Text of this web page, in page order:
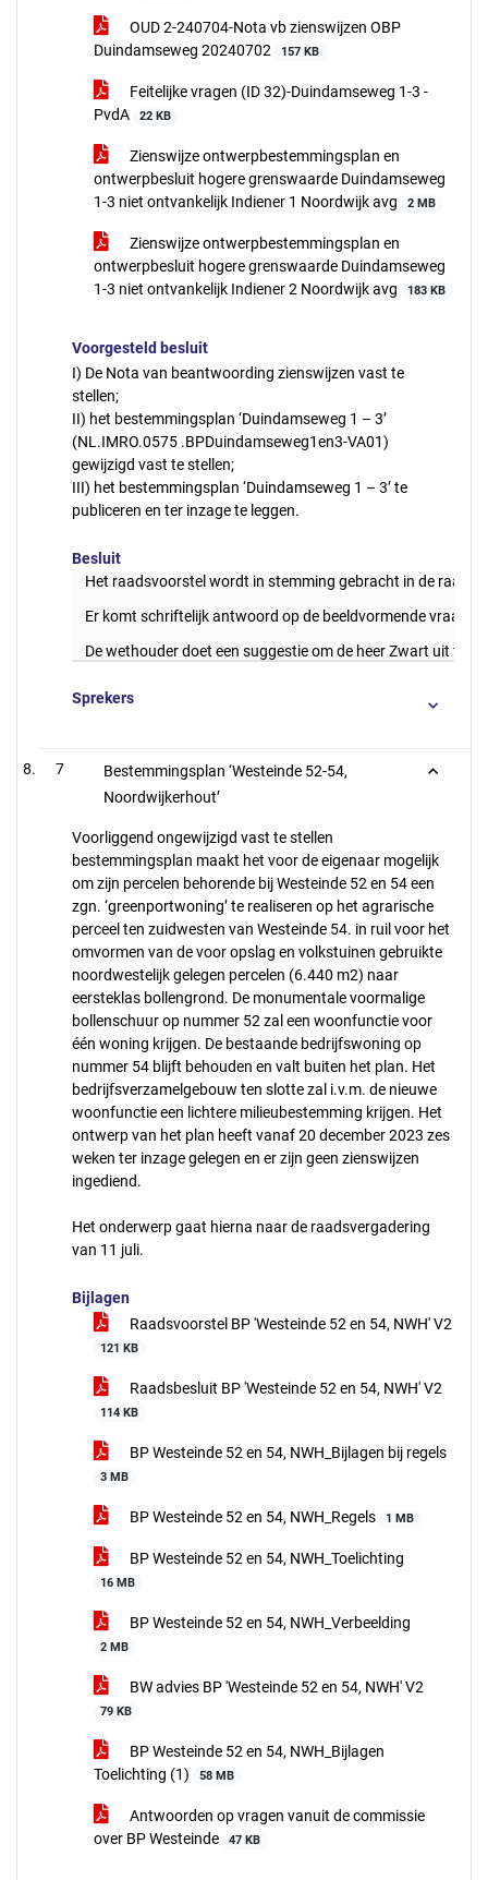
OUD 2-240704-Nota vb zienswijzen OBP
Duindamseweg 20240702
157 KB
Feitelijke vragen (ID 32)-Duindamseweg 1-3 -
PvdA
22 KB
Zienswijze ontwerpbestemmingsplan en
ontwerpbesluit hogere grenswaarde Duindamseweg
1-3 niet ontvankelijk Indiener 1 Noordwijk avg
2 MB
Zienswijze ontwerpbestemmingsplan en
ontwerpbesluit hogere grenswaarde Duindamseweg
1-3 niet ontvankelijk Indiener 2 Noordwijk avg
183 KB
Voorgesteld besluit
I) De Nota van beantwoording zienswijzen vast te
stellen;
II) het bestemmingsplan ‘Duindamseweg 1 – 3’
(NL.IMRO.0575 .BPDuindamseweg1en3-VA01)
gewijzigd vast te stellen;
III) het bestemmingsplan ‘Duindamseweg 1 – 3’ te
publiceren en ter inzage te leggen.
Besluit
Het raadsvoorstel wordt in stemming gebracht in de
Er komt schriftelijk antwoord op de beeldvormende vraag
De wethouder doet een suggestie om de heer Zwart uit te
Sprekers
7
Bestemmingsplan ‘Westeinde 52-54,
Noordwijkerhout’
Voorliggend ongewijzigd vast te stellen
bestemmingsplan maakt het voor de eigenaar mogelijk
om zijn percelen behorende bij Westeinde 52 en 54 een
zgn. ‘greenportwoning’ te realiseren op het agrarische
perceel ten zuidwesten van Westeinde 54. in ruil voor het
omvormen van de voor opslag en volkstuinen gebruikte
noordwestelijk gelegen percelen (6.440 m2) naar
eersteklas bollengrond. De monumentale voormalige
bollenschuur op nummer 52 zal een woonfunctie voor
één woning krijgen. De bestaande bedrijfswoning op
nummer 54 blijft behouden en valt buiten het plan. Het
bedrijfsverzamelgebouw ten slotte zal i.v.m. de nieuwe
woonfunctie een lichtere milieubestemming krijgen. Het
ontwerp van het plan heeft vanaf 20 december 2023 zes
weken ter inzage gelegen en er zijn geen zienswijzen
ingediend.
Het onderwerp gaat hierna naar de raadsvergadering
van 11 juli.
Bijlagen
Raadsvoorstel BP 'Westeinde 52 en 54, NWH' V2
121 KB
Raadsbesluit BP 'Westeinde 52 en 54, NWH' V2
114 KB
BP Westeinde 52 en 54, NWH_Bijlagen bij regels
3 MB
BP Westeinde 52 en 54, NWH_Regels 1 MB
BP Westeinde 52 en 54, NWH_Toelichting
16 MB
BP Westeinde 52 en 54, NWH_Verbeelding
2 MB
BW advies BP 'Westeinde 52 en 54, NWH' V2
79 KB
BP Westeinde 52 en 54, NWH_Bijlagen
Toelichting (1)
58 MB
Antwoorden op vragen vanuit de commissie
over BP Westeinde
47 KB